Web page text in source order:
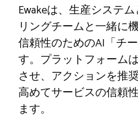
Ewakeは、生産システ
リングチームと一緒に
信頼性のためのAI「チ
す。プラットフォーム
させ、アクションを推
高めてサービスの信頼
ます。